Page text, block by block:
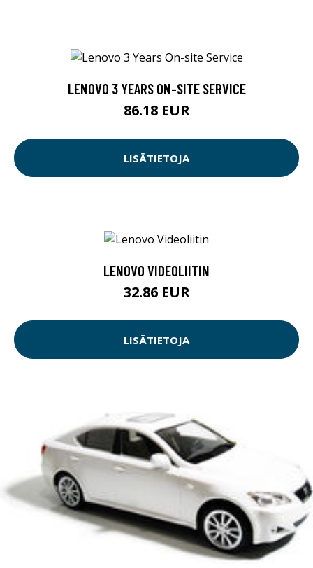
LENOVO 3 YEARS ON-SITE SERVICE
86.18 EUR
LISÄTIETOJA
LENOVO VIDEOLIITIN
32.86 EUR
LISÄTIETOJA